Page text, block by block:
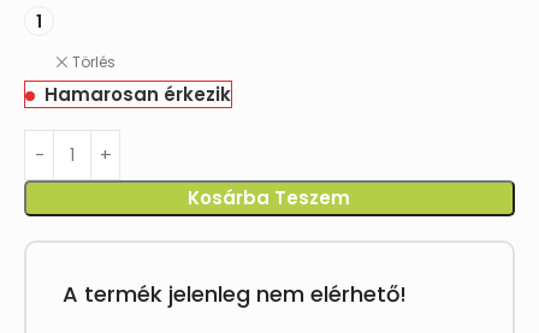
1
Törlés
Hamarosan érkezik
Kosárba Teszem
A termék jelenleg nem elérhető!